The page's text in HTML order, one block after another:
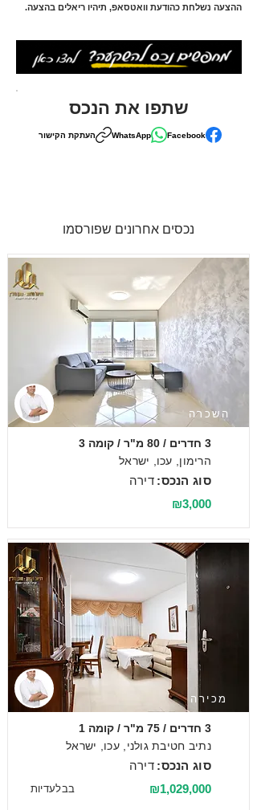
ההצעה נשלחת כהודעת וואטסאפ, תיהיו ריאלים בהצעה.
שתפו את הנכס
Facebook
WhatsApp העתקת הקישור
נכסים אחרונים שפורסמו
השכרה
3 חדרים / 80 מ"ר / קומה 3
הרימון, עכו, ישראל
דירה סוג הנכס:
₪3,000
מכירה
3 חדרים / 75 מ"ר / קומה 1
נתיב חטיבת גולני, עכו, ישראל
דירה סוג הנכס:
בבלעדיות ₪1,029,000